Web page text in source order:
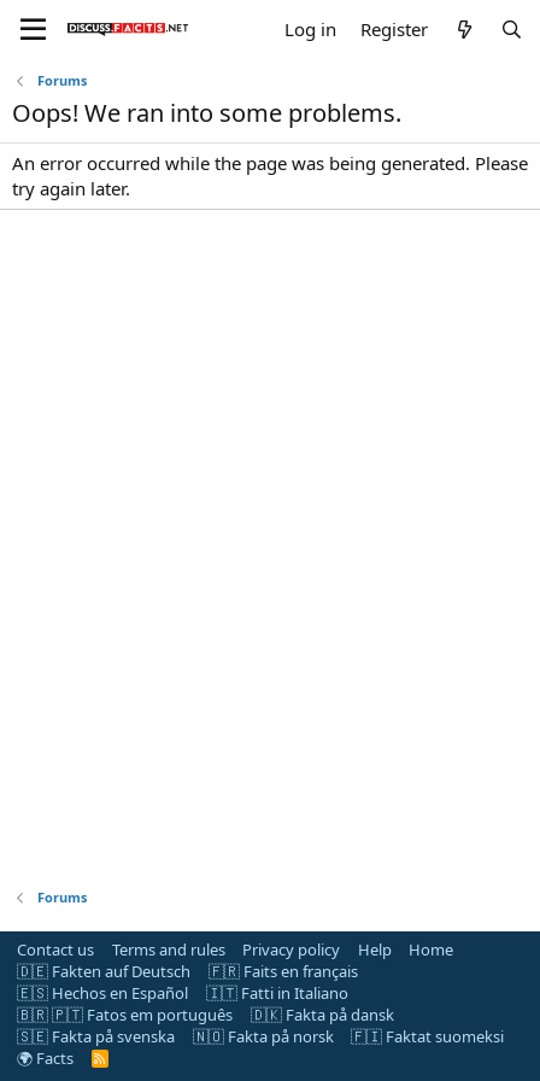
Log in Register
Forums
Oops! We ran into some problems.
An error occurred while the page was being generated. Please
try again later.
Forums
Contact us Terms and rules Privacy policy Help
Home
🇩🇪 Fakten auf Deutsch
🇫🇷 Faits en français
🇪🇸 Hechos en Español
🇮🇹 Fatti in Italiano
🇧🇷 🇵🇹 Fatos em português
🇩🇰 Fakta på dansk
🇸🇪 Fakta på svenska
🇳🇴 Fakta på norsk
🇫🇮 Faktat suomeksi
🌍 Facts
R